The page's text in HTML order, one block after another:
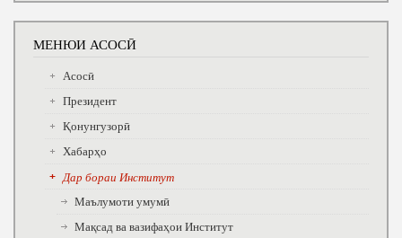
МЕНЮИ АСОСӢ
Асосӣ
Президент
Қонунгузорӣ
Хабарҳо
Дар бораи Институт
Маълумоти умумӣ
Мақсад ва вазифаҳои Институт